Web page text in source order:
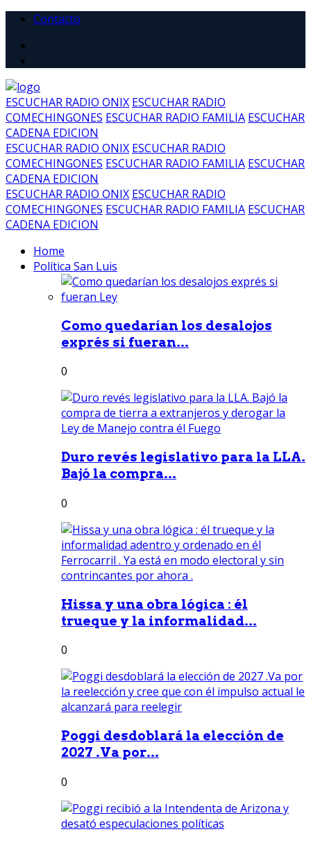
Contacto
ESCUCHAR RADIO ONIX ESCUCHAR RADIO
COMECHINGONES ESCUCHAR RADIO FAMILIA ESCUCHAR
CADENA EDICION
ESCUCHAR RADIO ONIX ESCUCHAR RADIO
COMECHINGONES ESCUCHAR RADIO FAMILIA ESCUCHAR
CADENA EDICION
ESCUCHAR RADIO ONIX ESCUCHAR RADIO
COMECHINGONES ESCUCHAR RADIO FAMILIA ESCUCHAR
CADENA EDICION
Home
Política San Luis
Como quedarían los desalojos
exprés si fueran...
0
Duro revés legislativo para la LLA.
Bajó la compra...
0
Hissa y una obra lógica : él
trueque y la informalidad...
0
Poggi desdoblará la elección de
2027 .Va por...
0